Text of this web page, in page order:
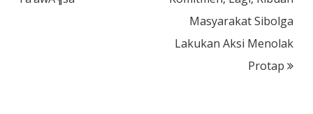
Masyarakat Sibolga
Lakukan Aksi Menolak
Protap